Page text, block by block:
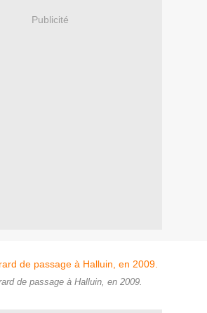
Publicité
de passage à Halluin, en 2009.